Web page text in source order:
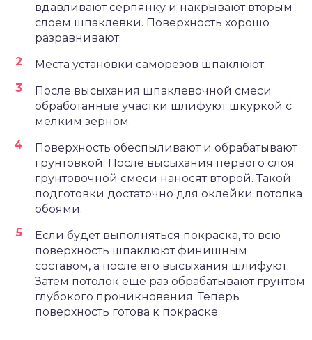
вдавливают серпянку и накрывают вторым
слоем шпаклевки. Поверхность хорошо
разравнивают.
Места установки саморезов шпаклюют.
После высыхания шпаклевочной смеси
обработанные участки шлифуют шкуркой с
мелким зерном.
Поверхность обеспыливают и обрабатывают
грунтовкой. После высыхания первого слоя
грунтовочной смеси наносят второй. Такой
подготовки достаточно для оклейки потолка
обоями.
Если будет выполняться покраска, то всю
поверхность шпаклюют финишным
составом, а после его высыхания шлифуют.
Затем потолок еще раз обрабатывают грунтом
глубокого проникновения. Теперь
поверхность готова к покраске.